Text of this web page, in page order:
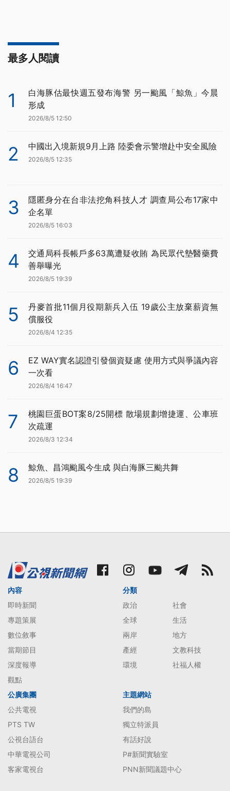
最多人閱讀
1
白海豚估最快週五發布海警 另一颱風「鯨魚」今晨
形成
2026/8/5 12:50
2 中國出入境新規9月上路 陸委會示警增赴中安全風險
2026/8/5 12:35
3
隱匿身分在台非法挖角科技人才 調查局公布17家中
企名單
2026/8/5 16:03
4
交通局科長帳戶多63萬遭疑收賄 為民眾代墊醫藥費
善舉曝光
2026/8/5 19:39
5
丹麥首批11個月役期新兵入伍 19歲公主放棄薪資無
償服役
2026/8/4 12:35
6
EZ WAY實名認證引發個資疑慮 使用方式與爭議內容
一次看
2026/8/4 16:47
7
桃園巨蛋BOT案8/25開標 散場規劃增捷運、公車班
次疏運
2026/8/3 12:34
8 鯨魚、昌鴻颱風今生成 與白海豚三颱共舞
2026/8/5 19:39
內容
即時新聞
專題策展
數位敘事
當期節目
深度報導
觀點
分類
政治
社會
全球
生活
兩岸
地方
產經
文教科技
環境
社福人權
公廣集團
公共電視
PTS TW
公視台語台
中華電視公司
客家電視台
主題網站
我們的島
獨立特派員
有話好說
P#新聞實驗室
PNN新聞議題中心